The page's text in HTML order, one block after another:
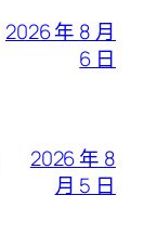
2026 年 8 月
6 日
2026 年 8
月 5 日